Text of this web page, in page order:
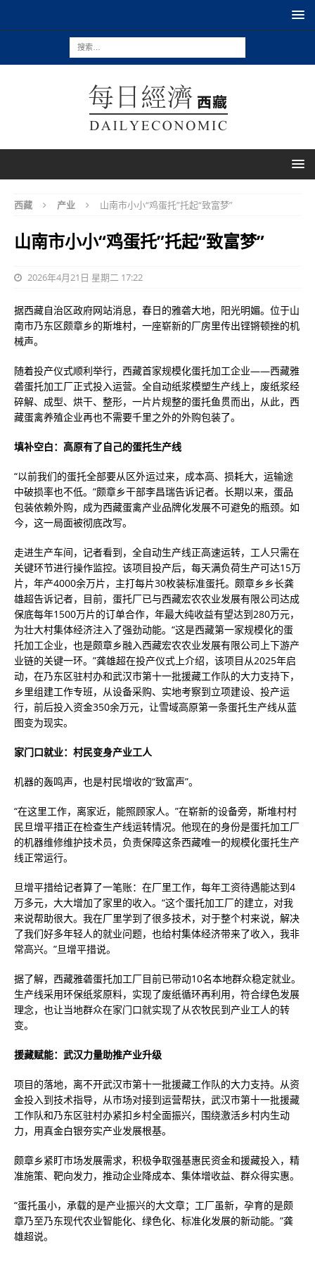
西藏 产业 山南市小小“鸡蛋托”托起“致富梦”
山南市小小“鸡蛋托”托起“致富梦”
2026年4月21日 星期二 17:22
据西藏自治区政府网站消息，春日的雅砻大地，阳光明媚。位于山
南市乃东区颇章乡的斯堆村，一座崭新的厂房里传出铿锵顿挫的机
械声。
随着投产仪式顺利举行，西藏首家规模化蛋托加工企业——西藏雅
砻蛋托加工厂正式投入运营。全自动纸浆模塑生产线上，废纸浆经
碎解、成型、烘干、整形，一片片规整的蛋托鱼贯而出，从此，西
藏蛋禽养殖企业再也不需要千里之外的外购包装了。
填补空白：高原有了自己的蛋托生产线
“以前我们的蛋托全部要从区外运过来，成本高、损耗大，运输途
中破损率也不低。”颇章乡干部李昌瑞告诉记者。长期以来，蛋品
包装依赖外购，成为西藏蛋禽产业品牌化发展不可避免的瓶颈。如
今，这一局面被彻底改写。
走进生产车间，记者看到，全自动生产线正高速运转，工人只需在
关键环节进行操作监控。该项目投产后，每天满负荷生产可达15万
片，年产4000余万片，主打每片30枚装标准蛋托。颇章乡乡长龚
雄超告诉记者，目前，蛋托厂已与西藏宏农农业发展有限公司达成
保底每年1500万片的订单合作，年最大纯收益有望达到280万元，
为壮大村集体经济注入了强劲动能。“这是西藏第一家规模化的蛋
托加工企业，也是颇章乡融入西藏宏农农业发展有限公司上下游产
业链的关键一环。”龚雄超在投产仪式上介绍，该项目从2025年启
动，在乃东区驻村办和武汉市第十一批援藏工作队的大力支持下，
乡里组建工作专班，从设备采购、实地考察到立项建设、投产运
行，前后投入资金350余万元，让雪域高原第一条蛋托生产线从蓝
图变为现实。
家门口就业：村民变身产业工人
机器的轰鸣声，也是村民增收的“致富声”。
“在这里工作，离家近，能照顾家人。”在崭新的设备旁，斯堆村村
民旦增平措正在检查生产线运转情况。他现在的身份是蛋托加工厂
的机器维修维护技术员，负责保障这条西藏唯一的规模化蛋托生产
线正常运行。
旦增平措给记者算了一笔账：在厂里工作，每年工资待遇能达到4
万多元，大大增加了家里的收入。“这个蛋托加工厂的建立，对我
来说帮助很大。我在厂里学到了很多技术，对于整个村来说，解决
了我们好多年轻人的就业问题，也给村集体经济带来了收入，我非
常高兴。”旦增平措说。
据了解，西藏雅砻蛋托加工厂目前已带动10名本地群众稳定就业。
生产线采用环保纸浆原料，实现了废纸循环再利用，符合绿色发展
理念，也让当地群众在家门口就实现了从农牧民到产业工人的转
变。
援藏赋能：武汉力量助推产业升级
项目的落地，离不开武汉市第十一批援藏工作队的大力支持。从资
金投入到技术指导，从市场对接到运营帮扶，武汉市第十一批援藏
工作队和乃东区驻村办紧扣乡村全面振兴，围绕激活乡村内生动
力，用真金白银夯实产业发展根基。
颇章乡紧盯市场发展需求，积极争取强基惠民资金和援藏投入，精
准施策、靶向发力，推动企业降成本、集体增收益、群众得实惠。
“蛋托虽小，承载的是产业振兴的大文章；工厂虽新，孕育的是颇
章乃至乃东现代农业智能化、绿色化、标准化发展的新动能。”龚
雄超说。